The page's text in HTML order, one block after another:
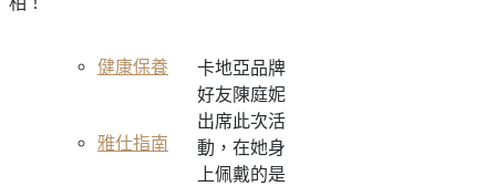
健康保養
雅仕指南
卡地亞品牌
好友陳庭妮
出席此次活
動，在她身
上佩戴的是